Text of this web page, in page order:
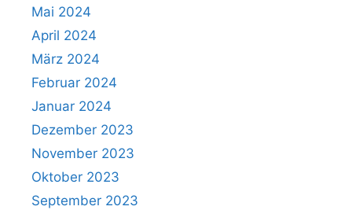
werden
Login
Mai 2024
April 2024
März 2024
Februar 2024
Januar 2024
Dezember 2023
November 2023
Oktober 2023
September 2023